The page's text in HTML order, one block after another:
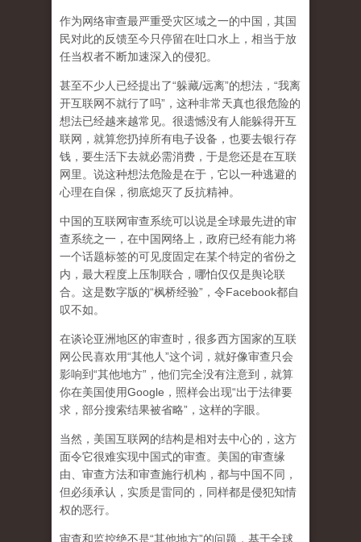
作为网络审查最严重受灾区域之一的中国，其国
民对此的反馈至今只停留在吐口水上，相当于放
任当权者不断加速深入的侵犯。
甚至不少人已经提出了“躲藏/远离”的想法，“我离
开互联网不就行了吗”，这种非常天真也很危险的
想法已经越来越常见。很遗憾没有人能躲得开互
联网，就算您扔掉所有电子设备，也要去银行存
钱，要生活下去就必需消费，于是您还是在互联
网里。说这种想法危险是在于，它以一种逃避的
心理在自保，彻底熄灭了反抗精神。
中国的互联网审查系统可以说是全球最先进的审
查系统之一，在中国网络上，政府已经有能力将
一个话题标签的可见度固定在某个特定的省份之
内，最大程度上压制联合 ，哪怕仅仅是舆论联
合。这是数字版的“枫桥经验”，令Facebook都自
叹不如。
在谈论亚洲地区的审查时，很多西方国家的互联
网公民喜欢用“其他人”这个词，就好像审查只会
影响到“其他地方”，他们完全没有注意到， 就算
你在美国使用Google，照样会出现“出于法律要
求，部分搜索结果被省略”，这样的字眼。
当然，美国互联网的结构是相对去中心的，这方
面令它很难实现中国式的审查。美国的审查缘
由、审查方法和审查施行机构，都与中国不同，
但必须承认， 实质是雷同的，同样都是侵犯知情
权的恶行。
审查和监控绝不是“其他地方”的问题，基于全球